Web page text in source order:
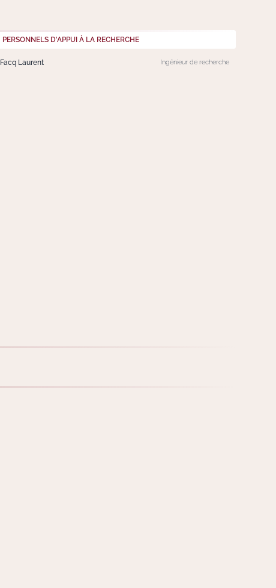
PERSONNELS D'APPUI À LA RECHERCHE
Facq Laurent Ingénieur de recherche